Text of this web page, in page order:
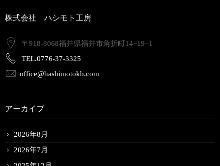
株式会社 ハシモト工房
〒918-8068福井県福井市角折町14−19−1
TEL.0776-37-3325
office@hashimotokb.com
アーカイブ
2026年8月
2026年7月